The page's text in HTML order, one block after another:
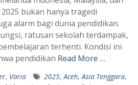
bukan hanya tragedi
alarm bagi dunia pendidikan.
ratusan sekolah terdampak,
terhenti. Kondisi ini
pendidikan Read More …
, Varia 2025, Aceh, Asia Tenggara,